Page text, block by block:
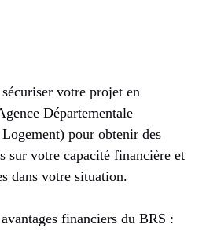
votre projet en
Départementale
pour obtenir des
sur votre capacité financière et
dans votre situation.
financiers du BRS :